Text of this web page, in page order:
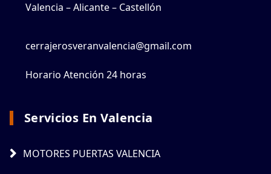
Valencia – Alicante – Castellón
cerrajerosveranvalencia@gmail.com
Horario Atención 24 horas
Servicios En Valencia
MOTORES PUERTAS VALENCIA